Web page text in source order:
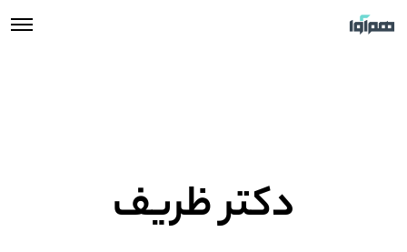
دکتر ظریف